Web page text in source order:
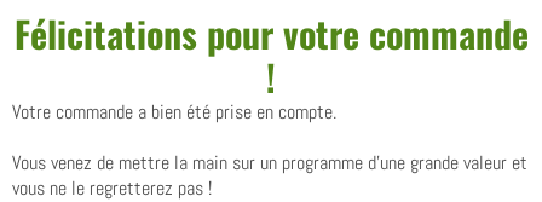
Félicitations pour votre commande
!
Votre commande a bien été prise en compte.
Vous venez de mettre la main sur un programme d'une grande valeur et
vous ne le regretterez pas !